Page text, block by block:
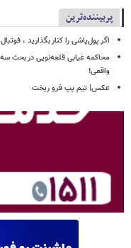
پربیننده‌ترین
اگر پول‌پاشی را کنار بگذارید ،
محاکمه غیابی قلعه‌نویی در بحث سه
واقعی!
عکس| تیم پپ فرو ریخت